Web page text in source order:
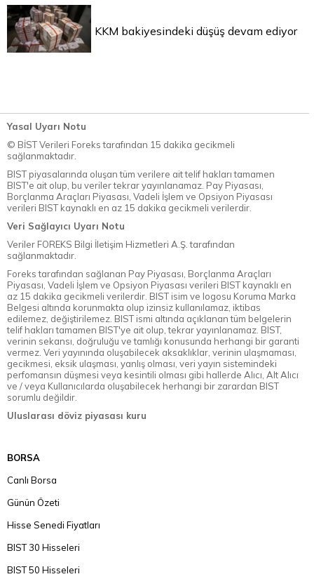
KKM bakiyesindeki düşüş devam ediyor
Yasal Uyarı Notu
© BİST Verileri Foreks tarafından 15 dakika gecikmeli
sağlanmaktadır.
BIST piyasalarında oluşan tüm verilere ait telif hakları tamamen
BIST'e ait olup, bu veriler tekrar yayınlanamaz. Pay Piyasası,
Borçlanma Araçları Piyasası, Vadeli İşlem ve Opsiyon Piyasası
verileri BIST kaynaklı en az 15 dakika gecikmeli verilerdir.
Veri Sağlayıcı Uyarı Notu
Veriler FOREKS Bilgi İletişim Hizmetleri A.Ş. tarafından
sağlanmaktadır.
Foreks tarafından sağlanan Pay Piyasası, Borçlanma Araçları
Piyasası, Vadeli İşlem ve Opsiyon Piyasası verileri BIST kaynaklı en
az 15 dakika gecikmeli verilerdir. BIST isim ve logosu Koruma Marka
Belgesi altında korunmakta olup izinsiz kullanılamaz, iktibas
edilemez, değiştirilemez. BIST ismi altında açıklanan tüm belgelerin
telif hakları tamamen BIST'ye ait olup, tekrar yayınlanamaz. BIST,
verinin sekansı, doğruluğu ve tamlığı konusunda herhangi bir garanti
vermez. Veri yayınında oluşabilecek aksaklıklar, verinin ulaşmaması,
gecikmesi, eksik ulaşması, yanlış olması, veri yayın sistemindeki
perfomansın düşmesi veya kesintili olması gibi hallerde Alıcı, Alt Alıcı
ve / veya Kullanıcılarda oluşabilecek herhangi bir zarardan BIST
sorumlu değildir.
Uluslarası döviz piyasası kuru
BORSA
Canlı Borsa
Günün Özeti
Hisse Senedi Fiyatları
BIST 30 Hisseleri
BIST 50 Hisseleri